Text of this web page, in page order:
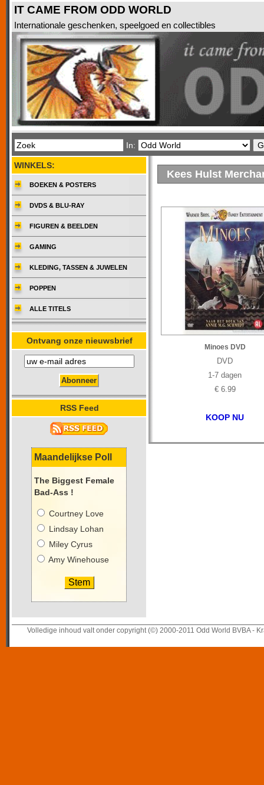
IT CAME FROM ODD WORLD
Internationale geschenken, speelgoed en collectibles
In:
Kees Hulst
Minoes DVD
DVD
1-7 dagen
€ 6.99
KOOP NU
WINKELS:
BOEKEN & POSTERS
DVDS & BLU-RAY
FIGUREN & BEELDEN
GAMING
KLEDING, TASSEN & JUWELEN
POPPEN
ALLE TITELS
Ontvang onze nieuwsbrief
RSS Feed
Maandelijkse Poll
The Biggest Female
Bad-Ass !
Courtney Love
Lindsay Lohan
Miley Cyrus
Amy Winehouse
Volledige inhoud valt onder copyright (©) 2000-2011 Odd World BVBA -